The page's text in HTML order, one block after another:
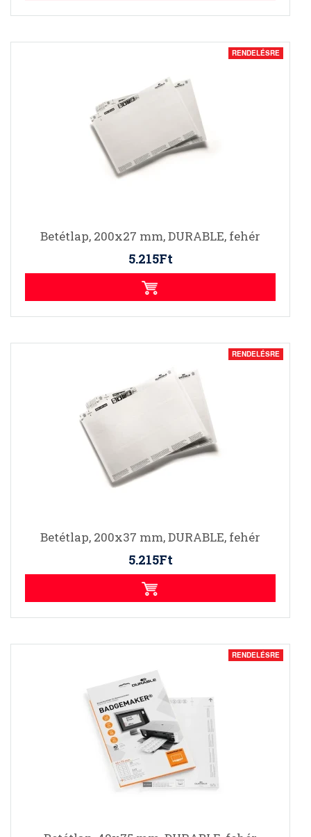
RENDELÉSRE
Betétlap, 200x27 mm, DURABLE, fehér
5.215Ft
RENDELÉSRE
Betétlap, 200x37 mm, DURABLE, fehér
5.215Ft
RENDELÉSRE